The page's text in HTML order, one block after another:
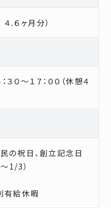
.６ヶ月分）
０～１７：００（休憩４
の祝日、創立記念日
1/3）
有給休暇